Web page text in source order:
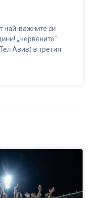
най-важните си
„Червените“
Авив) в третия